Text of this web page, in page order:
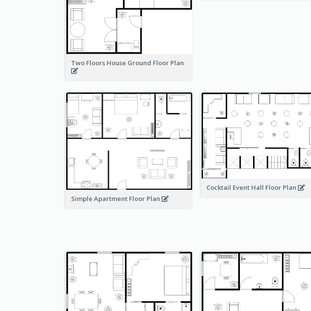
Two Floors House Ground Floor Plan
Simple Apartment Floor Plan
Cocktail Event Hall Floor Plan